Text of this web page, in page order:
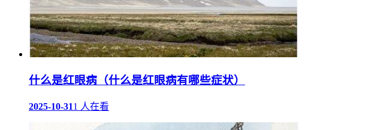
什么是红眼病（什么是红眼病有哪些症状）
2025-10-311 人在看